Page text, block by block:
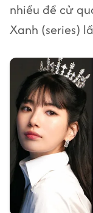
nhiều đề cử
Xanh (series)